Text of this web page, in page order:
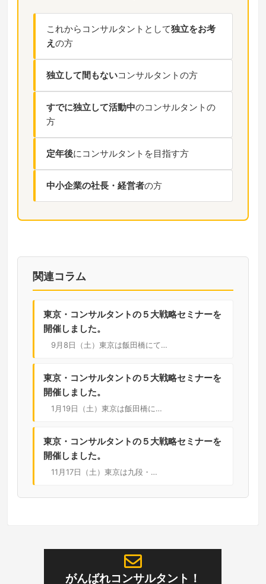
これからコンサルタントとして独立をお考
えの方
独立して間もないコンサルタントの方
すでに独立して活動中のコンサルタントの
方
定年後にコンサルタントを目指す方
中小企業の社長・経営者の方
関連コラム
東京・コンサルタントの５大戦略セミナーを
開催しました。
9月8日（土）東京は飯田橋にて…
東京・コンサルタントの５大戦略セミナーを
開催しました。
1月19日（土）東京は飯田橋に…
東京・コンサルタントの５大戦略セミナーを
開催しました。
11月17日（土）東京は九段・…
がんばれコンサルタント！